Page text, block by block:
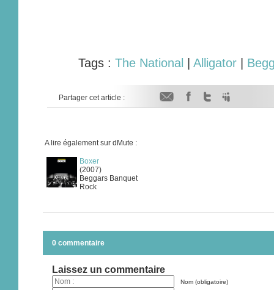
Tags : The National Alligator
Partager cet article :
A lire également sur dMute :
Boxer
(2007)
Beggars Banquet
Rock
0 commentaire
Laissez un commentaire
Nom (obligatoire)